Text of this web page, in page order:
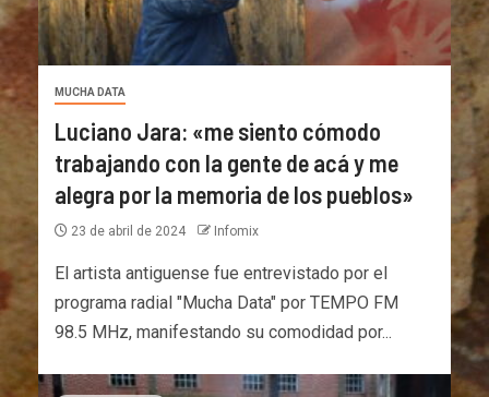
MUCHA DATA
Luciano Jara: «me siento cómodo
trabajando con la gente de acá y me
alegra por la memoria de los pueblos»
23 de abril de 2024 Infomix
El artista antiguense fue entrevistado por el
programa radial "Mucha Data" por TEMPO FM
98.5 MHz, manifestando su comodidad por...